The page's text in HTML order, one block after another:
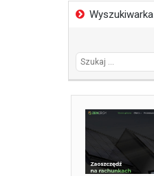
Wyszukiwarka